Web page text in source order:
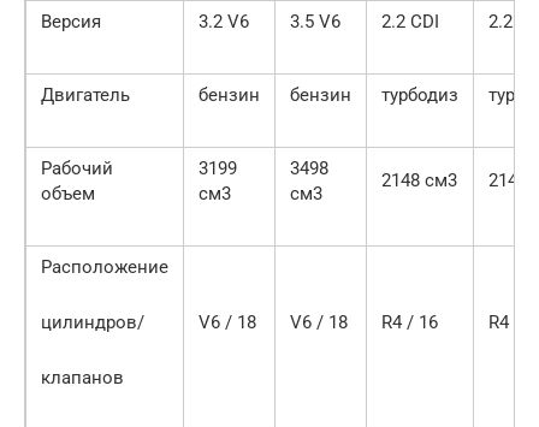
Версия 3.2 V6 3.5 V6 2.2 CDI 2.2
Двигатель бензин бензин турбодиз
Рабочий
объем
3199
см3
3498
см3
2148 см3 2148
Расположение
цилиндров/
клапанов
V6 / 18 V6 / 18 R4 / 16 R4 /